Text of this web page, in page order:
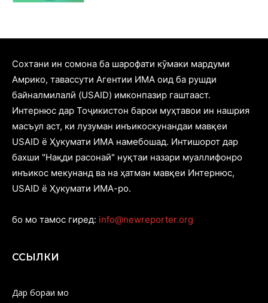
Cохтани ин сомона ба шарофати кӯмаки мардуми
Амрико, тавассути Агентии ИМА оид ба рушди
байналмилалӣ (USAID) имконпазир гаштааст.
Интернюс дар Тоҷикистон барои муҳтавои ин нашрия
масъул аст, ки лузуман инъикоскунандаи мавқеи
USAID ё Ҳукумати ИМА намебошад. Интишорот дар
бахши "Нақди расонаӣ" нуқтаи назари муаллифонро
инъикос мекунанд ва на ҳатман мавқеи Интернюс,
USAID ё Ҳукумати ИМА-ро.
бо мо тамос гиред: info@newreporter.org
ССЫЛКИ
Дар бораи мо